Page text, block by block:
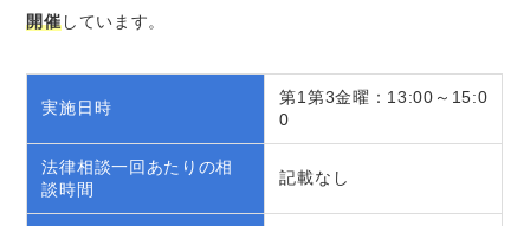
開催しています。
実施日時
第1第3金曜：13:00～15:0
0
法律相談一回あたりの相
談時間
記載なし